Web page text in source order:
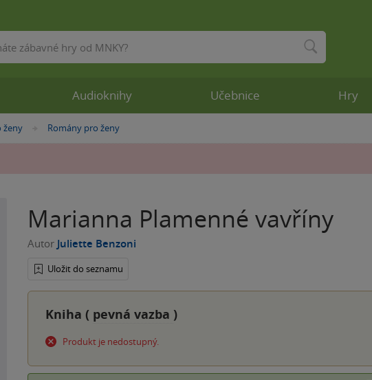
ženy »
Romány pro ženy
Marianna Plamenné vavříny
Autor Juliette Benzoni
Uložit do seznamu
Kniha ( pevná vazba )
Produkt je nedostupný.
Audioknihy Učebnice Hry